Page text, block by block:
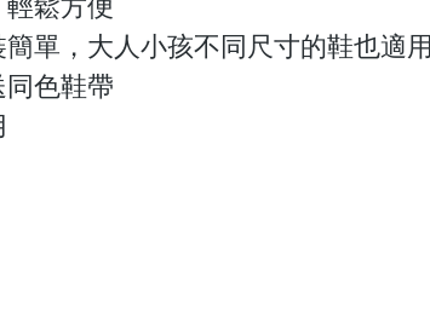
輕鬆方便
簡單，大人小孩不同尺寸的鞋也適用
同色鞋帶